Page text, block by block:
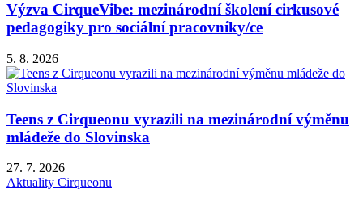
Výzva CirqueVibe: mezinárodní školení cirkusové
pedagogiky pro sociální pracovníky/ce
5. 8. 2026
Teens z Cirqueonu vyrazili na mezinárodní výměnu
mládeže do Slovinska
27. 7. 2026
Aktuality Cirqueonu